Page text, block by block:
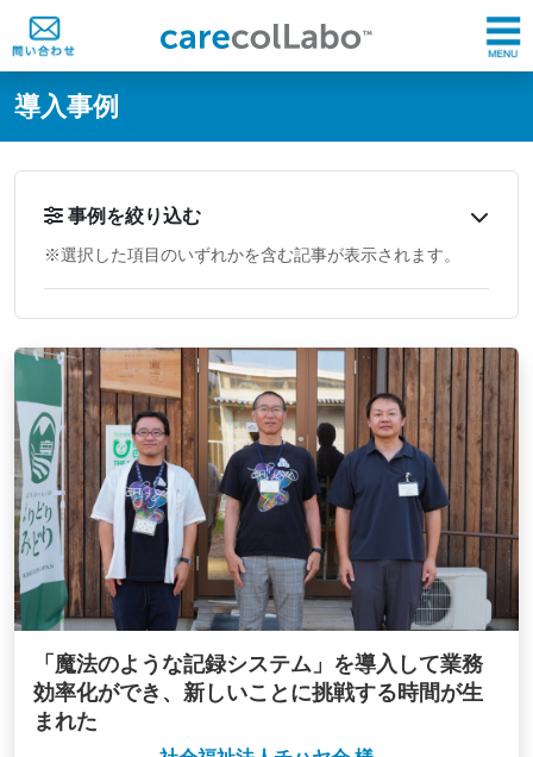
@ -0,0 +1,60 @@
導入事例
事例を絞り込む
※選択した項目のいずれかを含む記事が表示されます。
「魔法のような記録システム」を導入して業務
効率化ができ、新しいことに挑戦する時間が生
まれた